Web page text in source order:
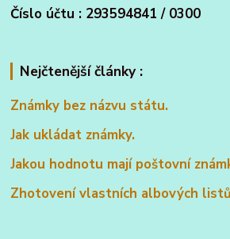
Číslo účtu : 293594841 / 0300
Nejčtenější články :
Známky bez názvu státu.
Jak ukládat známky.
Jakou hodnotu mají poštovní
Zhotovení vlastních albových